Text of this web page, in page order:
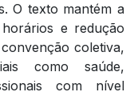
O texto mantém a
e redução
coletiva,
como saúde,
com nível